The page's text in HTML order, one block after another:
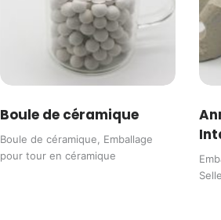
Boule de céramique
Boule de céramique
Emballage
pour tour en céramique